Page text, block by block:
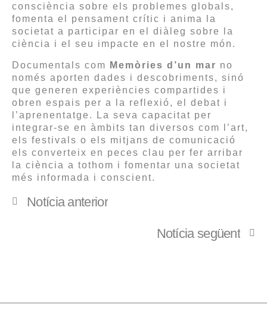
consciència sobre els problemes globals,
fomenta el pensament crític i anima la
societat a participar en el diàleg sobre la
ciència i el seu impacte en el nostre món.
Documentals com Memòries d’un mar no
només aporten dades i descobriments, sinó
que generen experiències compartides i
obren espais per a la reflexió, el debat i
l’aprenentatge. La seva capacitat per
integrar-se en àmbits tan diversos com l’art,
els festivals o els mitjans de comunicació
els converteix en peces clau per fer arribar
la ciència a tothom i fomentar una societat
més informada i conscient.
Notícia anterior
Notícia següent